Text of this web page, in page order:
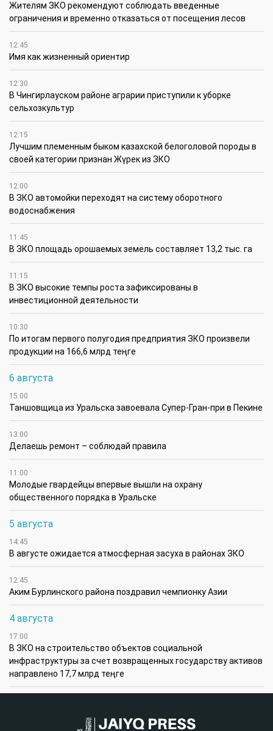
Жителям ЗКО рекомендуют соблюдать введенные
ограничения и временно отказаться от посещения лесов
12:45
Имя как жизненный ориентир
12:30
В Чингирлауском районе аграрии приступили к уборке
сельхозкультур
12:15
Лучшим племенным быком казахской белоголовой породы в
своей категории признан Жүрек из ЗКО
12:00
В ЗКО автомойки переходят на систему оборотного
водоснабжения
11:45
В ЗКО площадь орошаемых земель составляет 13,2 тыс. га
11:15
В ЗКО высокие темпы роста зафиксированы в
инвестиционной деятельности
10:30
По итогам первого полугодия предприятия ЗКО произвели
продукции на 166,6 млрд теңге
6 августа
15:00
Таншовщица из Уральска завоевала Супер-Гран-при в Пекине
13:00
Делаешь ремонт – соблюдай правила
11:00
Молодые гвардейцы впервые вышли на охрану
общественного порядка в Уральске
5 августа
14:45
В августе ожидается атмосферная засуха в районах ЗКО
12:45
Аким Бурлинского района поздравил чемпионку Азии
4 августа
17:00
В ЗКО на строительство объектов социальной
инфраструктуры за счет возвращенных государству активов
направлено 17,7 млрд теңге